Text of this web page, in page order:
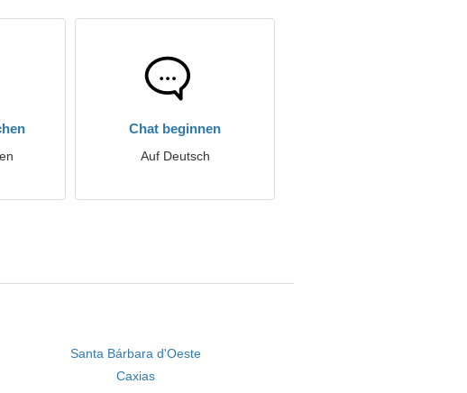
Chat beginnen
Auf Deutsch
Santa Bárbara d'Oeste
Caxias